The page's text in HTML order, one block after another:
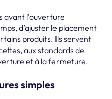
avant l’ouverture
d’ajuster le placement
produits. Ils servent
aux standards de
et à la fermeture.
simples